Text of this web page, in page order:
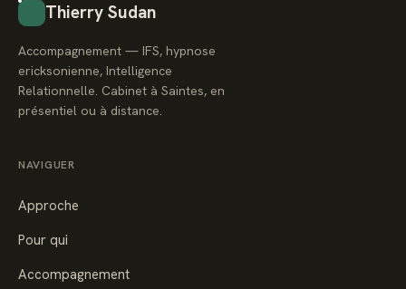
Thierry Sudan
Accompagnement — IFS, hypnose
ericksonienne, Intelligence
Relationnelle. Cabinet à Saintes, en
présentiel ou à distance.
NAVIGUER
Approche
Pour qui
Accompagnement